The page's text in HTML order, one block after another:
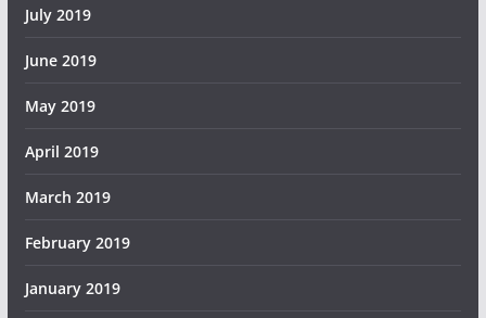
July 2019
June 2019
May 2019
April 2019
March 2019
February 2019
January 2019